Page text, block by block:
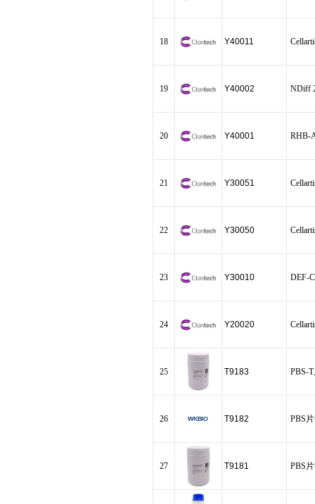
18 Y40011
19 Y40002 NDiff
20 Y40001 RHB-
21 Y30051
22 Y30050
23 Y30010 DEF-
24 Y20020
25 T9183 PBS-
26 T9182 PBS
27 T9181 PBS